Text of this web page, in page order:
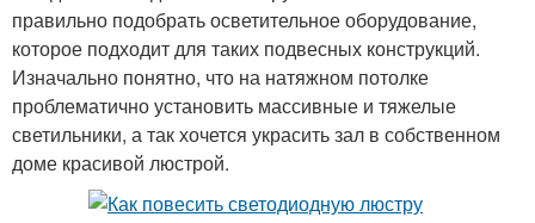
правильно подобрать осветительное оборудование,
которое подходит для таких подвесных конструкций.
Изначально понятно, что на натяжном потолке
проблематично установить массивные и тяжелые
светильники, а так хочется украсить зал в собственном
доме красивой люстрой.